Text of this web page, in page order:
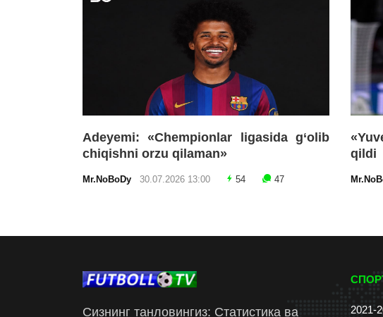
Adeyemi: «Chempionlar ligasida g‘olib
chiqishni orzu qilaman»
Mr.NoBoDy 30.07.2026 13:00 54 47
qildi
Сизнинг танловингиз: Статистика ва 2021-